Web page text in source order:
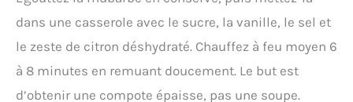
dans une casserole avec le sucre, la vanille, le sel et
le zeste de citron déshydraté. Chauffez à feu moyen 6
à 8 minutes en remuant doucement. Le but est
d’obtenir une compote épaisse, pas une soupe.